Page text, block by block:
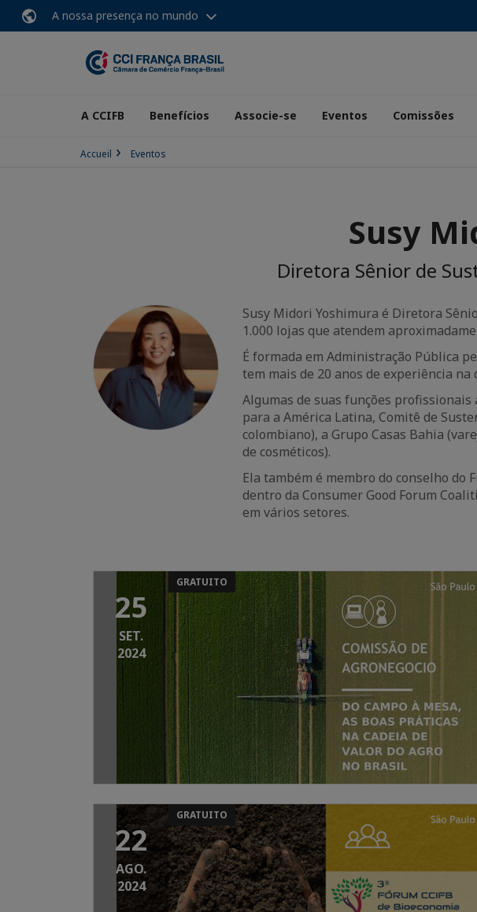
A nossa presença no mundo
A CCIFB Benefícios Associe-se Eventos Comissões
Accueil Eventos
Susy
Diretora Sênior de
Susy Midori Yoshimura é Diretora
1.000 lojas que atendem
É formada em Administração Pública
tem mais de 20 anos de experiência
Algumas de suas funções
para a América Latina, Comitê de
colombiano), a Grupo Casas Bahia
de cosméticos).
Ela também é membro do conselho
dentro da Consumer Good Forum
em vários setores.
25
SET.
2024
GRATUITO
22
AGO.
2024
GRATUITO